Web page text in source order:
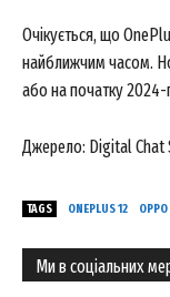
Очікується, що
найближчим часом.
або на початку 2024-
Джерело: Digital Chat
TAGS ONEPLUS 12
Ми в соціальних